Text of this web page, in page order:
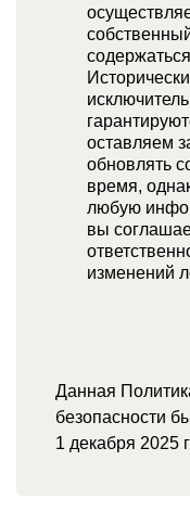
оставляем
обновлять
время,
любую
вы
изменений
Данная
безопасности
1 декабря 2025